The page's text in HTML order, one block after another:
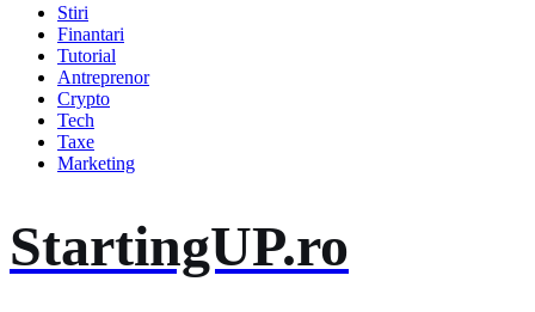
Stiri
Finantari
Tutorial
Antreprenor
Crypto
Tech
Taxe
Marketing
StartingUP.ro